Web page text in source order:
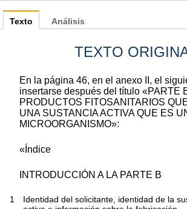
Texto
TEXTO
En la página 46, en el anexo II, el
insertarse después del título «PARTE
PRODUCTOS FITOSANITARIOS
UNA SUSTANCIA ACTIVA QUE ES
MICROORGANISMO»:
« Índice
INTRODUCCIÓN A LA PARTE B
1
Identidad del solicitante, identidad de la
Análisis